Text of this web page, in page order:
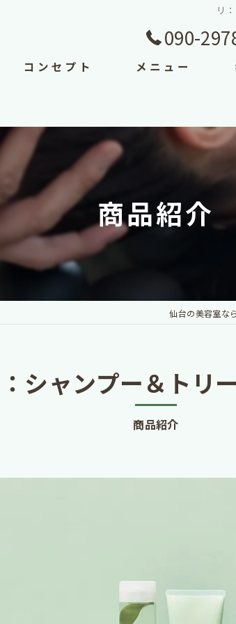
リ
090-
コンセプト メニュー
商品紹介
仙台の美容室な
商品紹介
シャンプー＆トリ